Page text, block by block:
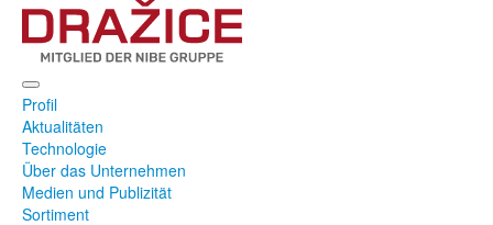
Profil
Aktualitäten
Technologie
Über das Unternehmen
Medien und Publizität
Sortiment